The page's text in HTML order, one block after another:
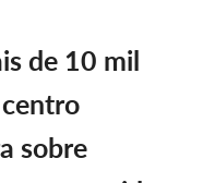
de 10 mil
sobre